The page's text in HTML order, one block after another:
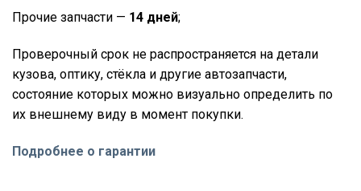
Прочие запчасти — 14 дней;
Проверочный срок не распространяется на детали
кузова, оптику, стёкла и другие автозапчасти,
состояние которых можно визуально определить по
их внешнему виду в момент покупки.
Подробнее о гарантии